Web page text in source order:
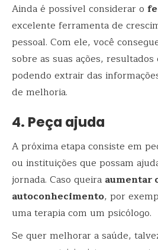
Ainda é possível considerar o
excelente ferramenta de
pessoal. Com ele, você
sobre as suas ações,
podendo extrair das
de melhoria.
4. Peça ajuda
A próxima etapa consiste em
ou instituições que possam
jornada. Caso queira aumentar
autoconhecimento, por
uma terapia com um psicólogo.
Se quer melhorar a saúde,